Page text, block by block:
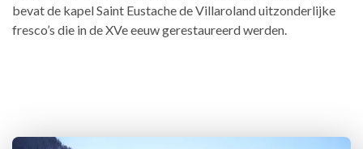
bevat de kapel Saint Eustache de Villaroland uitzonderlijke
fresco’s die in de XVe eeuw gerestaureerd werden.